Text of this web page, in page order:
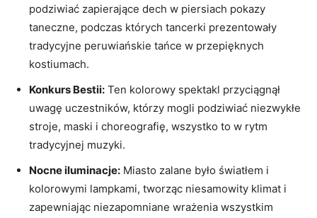
⁣podziwiać zapierające​ dech ⁢w ⁢piersiach pokazy
taneczne,⁤ podczas⁤ których ​tancerki prezentowały
tradycyjne peruwiańskie tańce w⁢ przepięknych
‍kostiumach.
Konkurs ‌Bestii: Ten kolorowy‌ spektakl przyciągnął
uwagę uczestników, ⁤którzy⁤ mogli podziwiać niezwykłe
⁣stroje, maski i choreografię, wszystko to w rytm
tradycyjnej ⁤muzyki.
Nocne iluminacje: Miasto⁤ zalane było​ światłem i⁢
kolorowymi ⁤lampkami, ​tworząc niesamowity klimat i ​
zapewniając niezapomniane wrażenia ‌wszystkim